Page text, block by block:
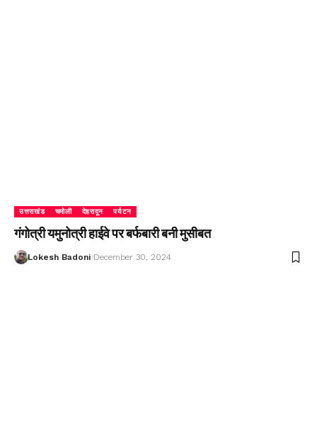
उत्तराखंड चमोली देहरादून पर्यटन
गंगोत्री यमुनोत्री हाईवे पर बर्फबारी बनी मुसीबत
Lokesh Badoni December 30, 2024